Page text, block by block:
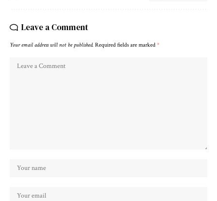
Leave a Comment
Your email address will not be published. Required fields are marked *